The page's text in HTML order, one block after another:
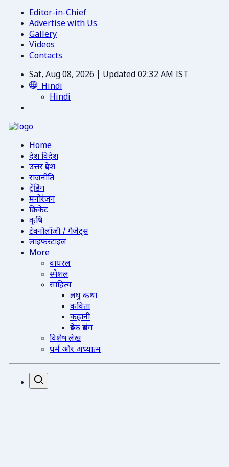
Editor-in-Chief
Advertise with Us
Gallery
Videos
Contacts
Sat, Aug 08, 2026 | Updated 02:32 AM IST
Hindi
Hindi
Home
देश विदेश
उत्तर प्रदेश
राजनीति
ट्रेंडिंग
मनोरंजन
क्रिकेट
कृषि
टेक्नोलॉजी / गैजेट्स
लाइफस्टाइल
More
वायरल
स्पेशल
साहित्य
लघु कथा
कविता
कहानी
प्रेरक प्रसंग
विशेष लेख
धर्म और अध्यात्म